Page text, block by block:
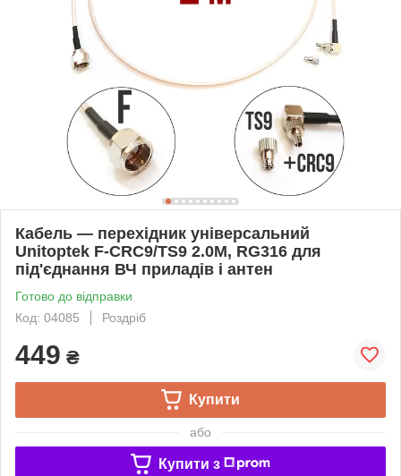
Кабель — перехідник універсальний
Unitoptek F-CRC9/TS9 2.0М, RG316 для
під'єднання ВЧ приладів і антен
Готово до відправки
Код: 04085
Роздріб
449 ₴
Купити
або
Купити з